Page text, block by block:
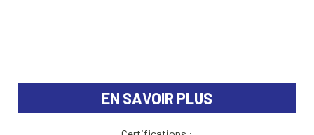
EN SAVOIR PLUS